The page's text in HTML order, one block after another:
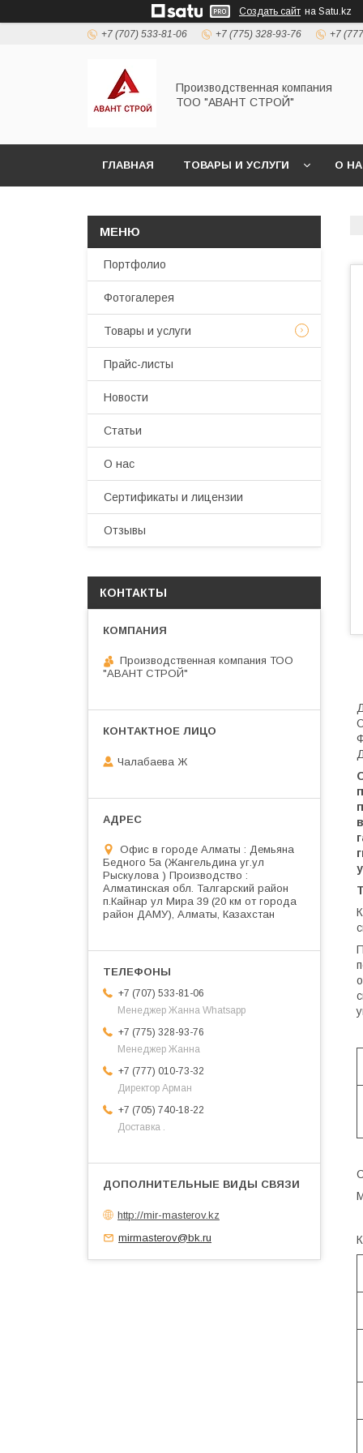
Создать сайт на Satu.kz
+7 (707) 533-81-06 +7 (775) 328-93-76 +7
Производственная компания
ТОО "АВАНТ СТРОЙ"
ГЛАВНАЯ ТОВАРЫ И УСЛУГИ О
Портфолио
Фотогалерея
Товары и услуги
Прайс-листы
Новости
Статьи
О нас
Сертификаты и лицензии
Отзывы
КОНТАКТЫ
Производственная компания ТОО
"АВАНТ СТРОЙ"
Чалабаева Ж
Офис в городе Алматы : Демьяна
Бедного 5а (Жангельдина уг.ул
Рыскулова ) Производство :
Алматинская обл. Талгарский район
п.Кайнар ул Мира 39 (20 км от города
район ДАМУ), Алматы, Казахстан
+7 (707) 533-81-06
Менеджер Жанна Whatsapp
+7 (775) 328-93-76
Менеджер Жанна
+7 (777) 010-73-32
Директор Арман
+7 (705) 740-18-22
Доставка .
http://mir-masterov.kz
mirmasterov@bk.ru